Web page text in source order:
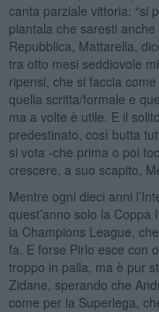
canta parziale vittoria: “si
piantala che saresti
Repubblica, Mattarella,
tra otto mesi seddiovole
ripensi, che si faccia
quella scritta/formale e
ma a volte è utile. E il
predestinato, così butta
si vota -che prima o poi
crescere, a suo scapito,
Mentre ogni dieci anni
quest’anno solo la
la Champions League,
fa. E forse Pirlo esce con
troppo in palla, ma è pur
Zidane, sperando che
come per la Superlega,